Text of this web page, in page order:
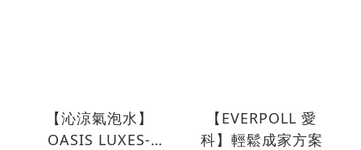
【沁涼氣泡水】
OASIS LUXES-
【EVERPOLL 愛
科】輕鬆成家方案